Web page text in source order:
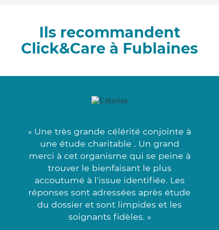
Ils recommandent
Click&Care à Fublaines
« Une très grande célérité conjointe à
une étude charitable . Un grand
merci à cet organisme qui se peine à
trouver le bienfaisant le plus
accoutumé à l'issue identifiée. Les
réponses sont adressées après étude
du dossier et sont limpides et les
soignants fidèles. »